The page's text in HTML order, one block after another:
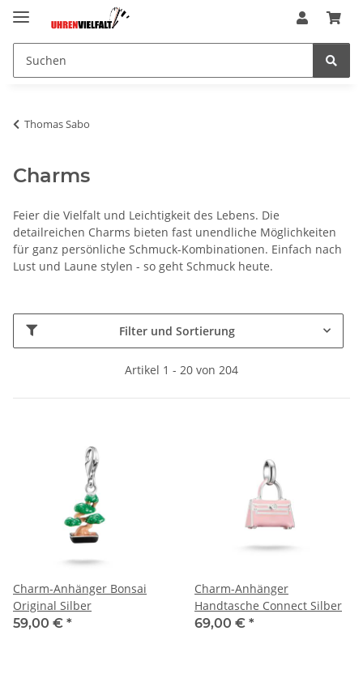
Thomas Sabo
Charms
Feier die Vielfalt und Leichtigkeit des Lebens. Die
detailreichen Charms bieten fast unendliche Möglichkeiten
für ganz persönliche Schmuck-Kombinationen. Einfach nach
Lust und Laune stylen - so geht Schmuck heute.
Filter und Sortierung
Artikel 1 - 20 von 204
Charm-Anhänger Bonsai
Original Silber
59,00 € *
Charm-Anhänger
Handtasche Connect Silber
69,00 € *